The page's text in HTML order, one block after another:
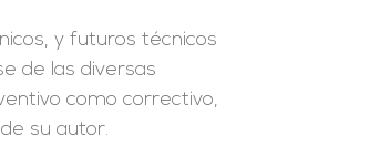
y futuros técnicos
de las diversas
como correctivo,
su autor.